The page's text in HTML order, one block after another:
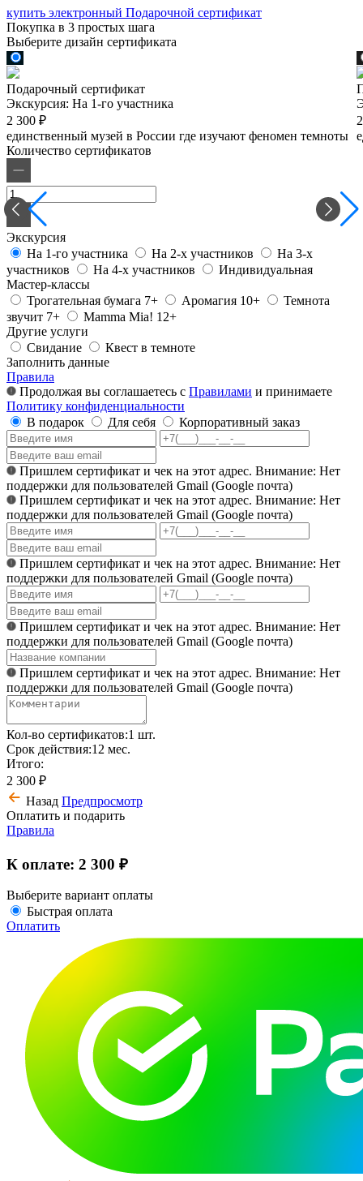
купить электронный Подарочной сертификат
Покупка в 3 простых шага
Выберите дизайн сертификата
Подарочный сертификат
Экскурсия: На 1-го участника
2 300 ₽
единственный музей в России где изучают феномен темноты
Количество сертификатов
Экскурсия
На 1-го участника
На 2-х участников
На 3-х
участников
На 4-х участников
Индивидуальная
Мастер-классы
Трогательная бумага 7+
Аромагия 10+
Темнота
звучит 7+
Mamma Mia! 12+
Другие услуги
Свидание
Квест в темноте
Заполнить данные
Правила
Продолжая вы соглашаетесь с Правилами и принимаете
Политику конфиденциальности
В подарок
Для себя Корпоративный заказ
Пришлем сертификат и чек на этот адрес. Внимание: Нет
поддержки для пользователей Gmail (Google почта)
Пришлем сертификат и чек на этот адрес. Внимание: Нет
поддержки для пользователей Gmail (Google почта)
Пришлем сертификат и чек на этот адрес. Внимание: Нет
поддержки для пользователей Gmail (Google почта)
Пришлем сертификат и чек на этот адрес. Внимание: Нет
поддержки для пользователей Gmail (Google почта)
Пришлем сертификат и чек на этот адрес. Внимание: Нет
поддержки для пользователей Gmail (Google почта)
Кол-во сертификатов:1 шт.
Срок действия:12 мес.
Итого:
2 300 ₽
Назад Предпросмотр
Оплатить и подарить
Правила
К оплате: 2 300 ₽
Выберите вариант оплаты
Быстрая оплата
Оплатить